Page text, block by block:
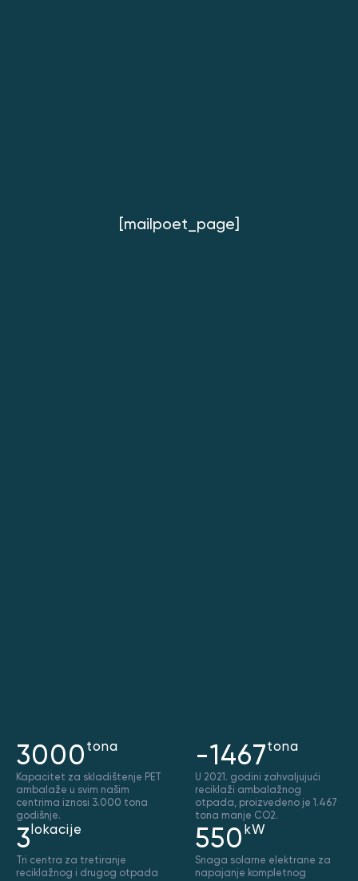
[mailpoet_page]
3000 tona
Kapacitet za skladištenje PET
ambalaže u svim našim
centrima iznosi 3.000 tona
godišnje.
-1467tona
U 2021. godini zahvaljujući
reciklaži ambalažnog
otpada, proizvedeno je 1.467
tona manje CO2.
3 lokacije
Tri centra za tretiranje
reciklažnog i drugog otpada
550 kW
Snaga solarne elektrane za
napajanje kompletnog